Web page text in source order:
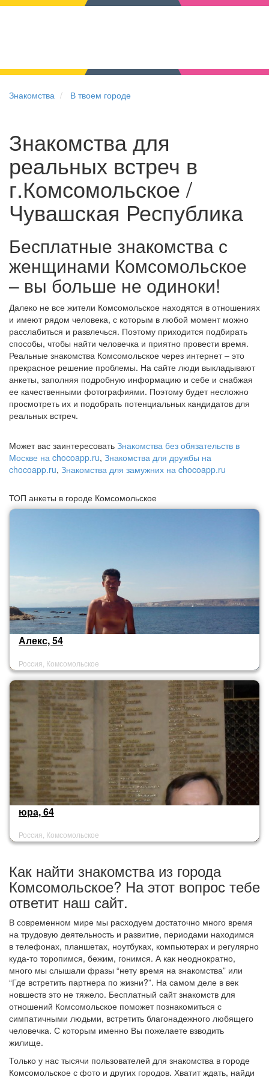
Знакомства В твоем городе
Знакомства для
реальных встреч в
г.Комсомольское /
Чувашская Республика
Бесплатные знакомства с
женщинами Комсомольское
– вы больше не одиноки!
Далеко не все жители Комсомольское находятся в отношениях
и имеют рядом человека, с которым в любой момент можно
расслабиться и развлечься. Поэтому приходится подбирать
способы, чтобы найти человечка и приятно провести время.
Реальные знакомства Комсомольское через интернет – это
прекрасное решение проблемы. На сайте люди выкладывают
анкеты, заполняя подробную информацию и себе и снабжая
ее качественными фотографиями. Поэтому будет несложно
просмотреть их и подобрать потенциальных кандидатов для
реальных встреч.
Может вас заинтересовать Знакомства без обязательств в
Москве на chocoapp.ru, Знакомства для дружбы на
chocoapp.ru, Знакомства для замужних на chocoapp.ru
ТОП анкеты в городе Комсомольское
Алекс, 54
Россия, Комсомольское
юра, 64
Россия, Комсомольское
Как найти знакомства из города
Комсомольское? На этот вопрос тебе
ответит наш сайт.
В современном мире мы расходуем достаточно много время
на трудовую деятельность и развитие, периодами находимся
в телефонах, планшетах, ноутбуках, компьютерах и регулярно
куда-то торопимся, бежим, гонимся. А как неоднократно,
много мы слышали фразы “нету время на знакомства” или
“Где встретить партнера по жизни?”. На самом деле в век
новшеств это не тяжело. Бесплатный сайт знакомств для
отношений Комсомольское поможет познакомиться с
симпатичными людьми, встретить благонадежного любящего
человечка. С которым именно Вы пожелаете взводить
жилище.
Только у нас тысячи пользователей для знакомства в городе
Комсомольское с фото и других городов. Хватит ждать, найди